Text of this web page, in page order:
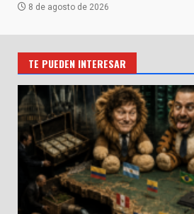
8 de agosto de 2026
TE PUEDEN INTERESAR